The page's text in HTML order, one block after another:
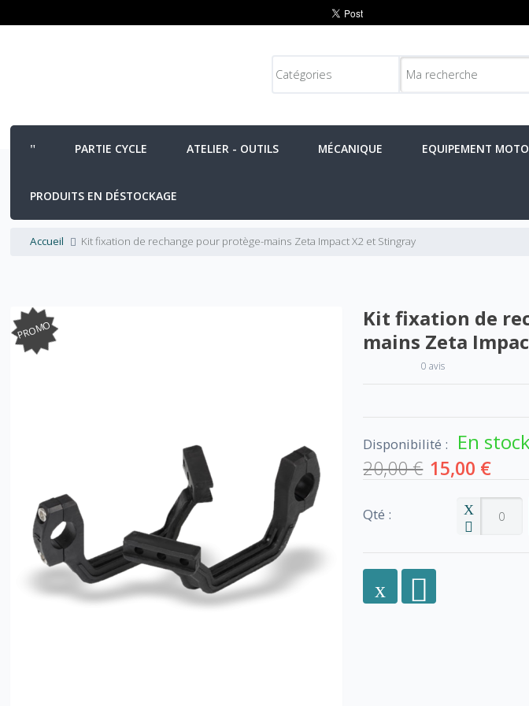
PARTIE CYCLE ATELIER - OUTILS MÉCANIQUE EQUIPEMENT
PRODUITS EN DÉSTOCKAGE
Accueil Kit fixation de rechange pour protège-mains Zeta Impact X2 et Stingray
PROMO
Kit fixation de
mains Zeta
0 avis
Disponibilité : En
20,00 € 15,00 €
Qté :